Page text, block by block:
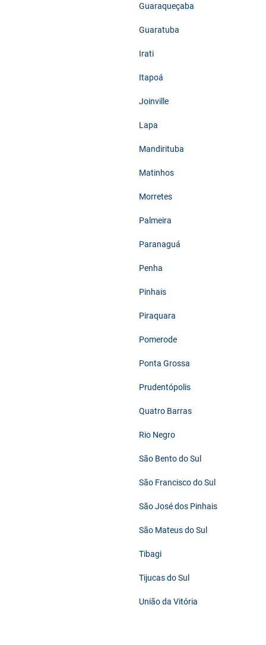
Guaraqueçaba
Guaratuba
Irati
Itapoá
Joinville
Lapa
Mandirituba
Matinhos
Morretes
Palmeira
Paranaguá
Penha
Pinhais
Piraquara
Pomerode
Ponta Grossa
Prudentópolis
Quatro Barras
Rio Negro
São Bento do Sul
São Francisco do Sul
São José dos Pinhais
São Mateus do Sul
Tibagi
Tijucas do Sul
União da Vitória